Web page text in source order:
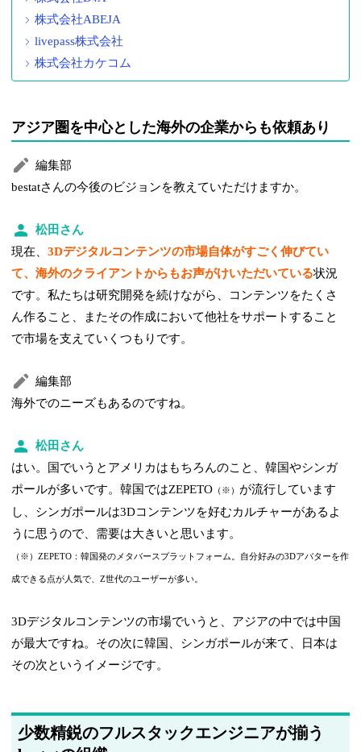
株式会社ABEJA
livepass株式会社
株式会社カケコム
アジア圏を中心とした海外の企業からも依頼あり
編集部
bestatさんの今後のビジョンを教えていただけますか。
松田さん
現在、3Dデジタルコンテンツの市場自体がすごく伸びてい
て、海外のクライアントからもお声がけいただいている状況
です。私たちは研究開発を続けながら、コンテンツをたくさ
ん作ること、またその作成において他社をサポートすること
で市場を支えていくつもりです。
編集部
海外でのニーズもあるのですね。
松田さん
はい。国でいうとアメリカはもちろんのこと、韓国やシンガ
ポールが多いです。韓国ではZEPETO （※） が流行しています
し、シンガポールは3Dコンテンツを好むカルチャーがあるよ
うに思うので、需要は大きいと思います。
（※）ZEPETO：韓国発のメタバースプラットフォーム。自分好みの3Dアバターを作
成できる点が人気で、Z世代のユーザーが多い。
3Dデジタルコンテンツの市場でいうと、アジアの中では中国
が最大ですね。その次に韓国、シンガポールが来て、日本は
その次というイメージです。
少数精鋭のフルスタックエンジニアが揃う